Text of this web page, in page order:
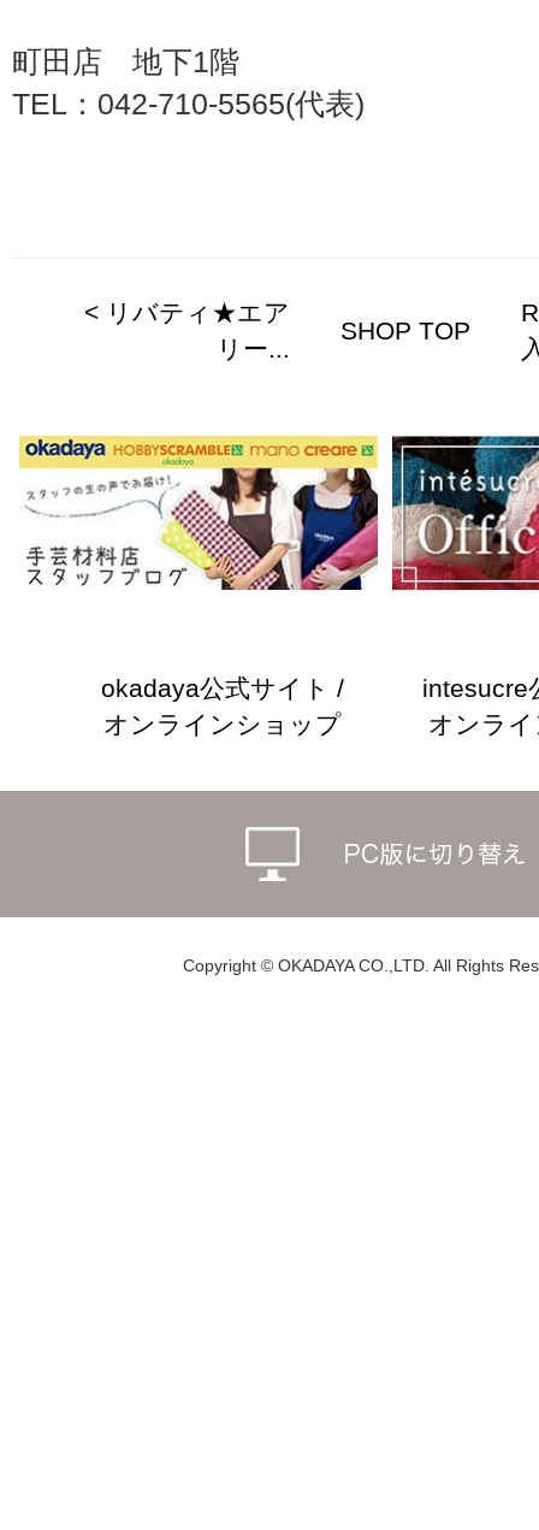
町田店 地下1階
TEL：042-710-5565(代表)
< リバティ★エア
リー...
SHOP TOP
okadaya公式サイト /
オンラインショップ
intesucre
オンラ
Copyright © OKADAYA CO.,LTD. All Rights